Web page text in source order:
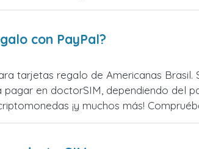
con PayPal?
tarjetas regalo de Americanas
en doctorSIM, dependiendo del
¡y muchos más!